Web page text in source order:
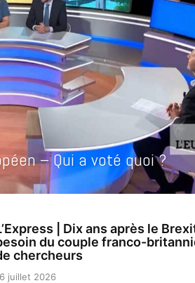
– Qui a voté quoi ?
| Dix ans après le
du couple franco-
chercheurs
juillet 2026